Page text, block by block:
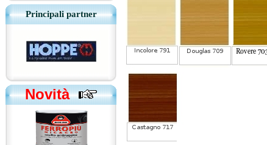
Principali partner
Novità